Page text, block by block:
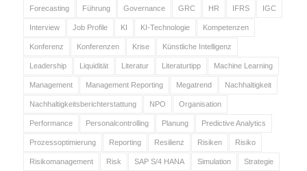
Forecasting Führung Governance GRC HR IFRS IGC
Interview Job Profile KI KI-Technologie Kompetenzen
Konferenz Konferenzen Krise Künstliche Intelligenz
Leadership Liquidität Literatur Literaturtipp Machine Learning
Management Management Reporting Megatrend Nachhaltigkeit
Nachhaltigkeitsberichterstattung NPO Organisation
Performance Personalcontrolling Planung Predictive Analytics
Prozessoptimierung Reporting Resilienz Risiken Risiko
Risikomanagement Risk SAP S/4 HANA Simulation Strategie